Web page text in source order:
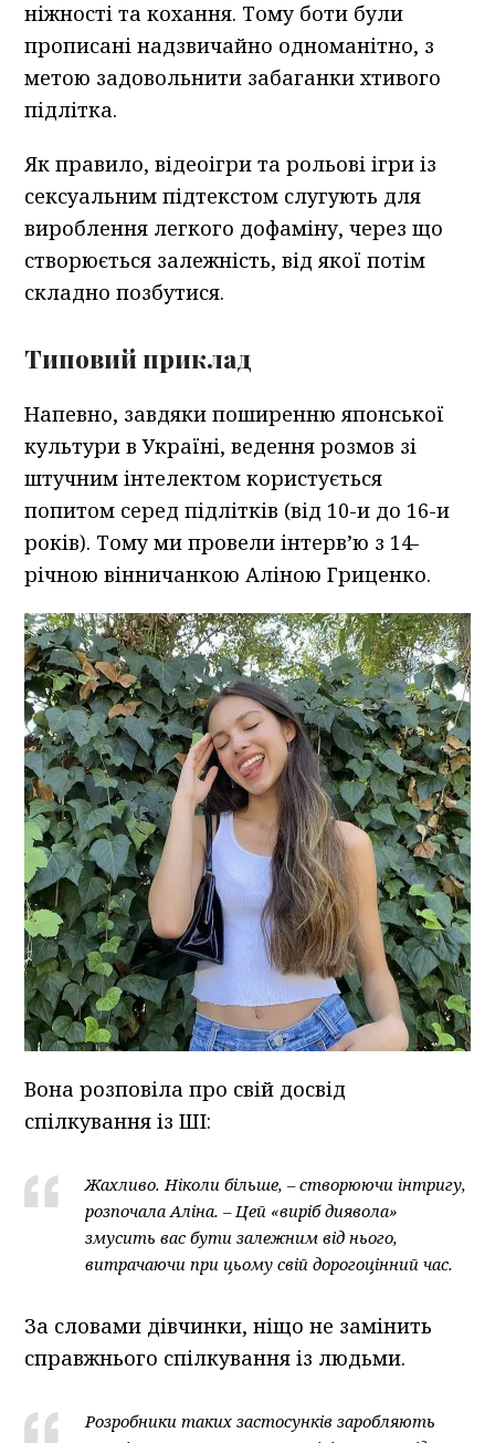
ніжності та кохання. Тому боти були
прописані надзвичайно одноманітно, з
метою задовольнити забаганки хтивого
підлітка.
Як правило, відеоігри та рольові ігри із
сексуальним підтекстом слугують для
вироблення легкого дофаміну, через що
створюється залежність, від якої потім
складно позбутися.
Типовий приклад
Напевно, завдяки поширенню японської
культури в Україні, ведення розмов зі
штучним інтелектом користується
попитом серед підлітків (від 10-и до 16-и
років). Тому ми провели інтерв’ю з 14-
річною вінничанкою Аліною Гриценко.
Вона розповіла про свій досвід
спілкування із ШІ:
Жахливо. Ніколи більше, – створюючи інтригу,
розпочала Аліна. – Цей «виріб диявола»
змусить вас бути залежним від нього,
витрачаючи при цьому свій дорогоцінний час.
За словами дівчинки, ніщо не замінить
справжнього спілкування із людьми.
Розробники таких застосунків заробляють